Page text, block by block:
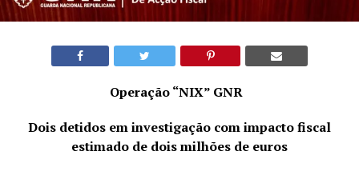
Operação “NIX” GNR
Dois detidos em investigação com impacto fiscal
estimado de dois milhões de euros